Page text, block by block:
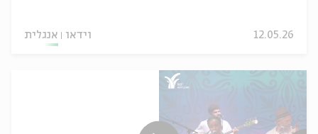
אנגלית וידאו 12.05.26